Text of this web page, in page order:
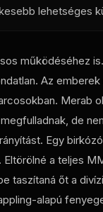
lehetséges
működéséhez
Az
Merab
de
Egy
Eltörölné a teljes
taszítaná őt a
alapú